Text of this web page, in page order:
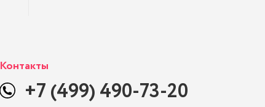
Контакты
+7 (499) 490-73-20